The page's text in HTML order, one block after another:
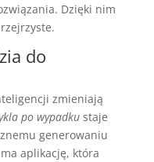
Dzięki nim
do
zmieniają
po wypadkustaje
generowaniu
aplikację, która